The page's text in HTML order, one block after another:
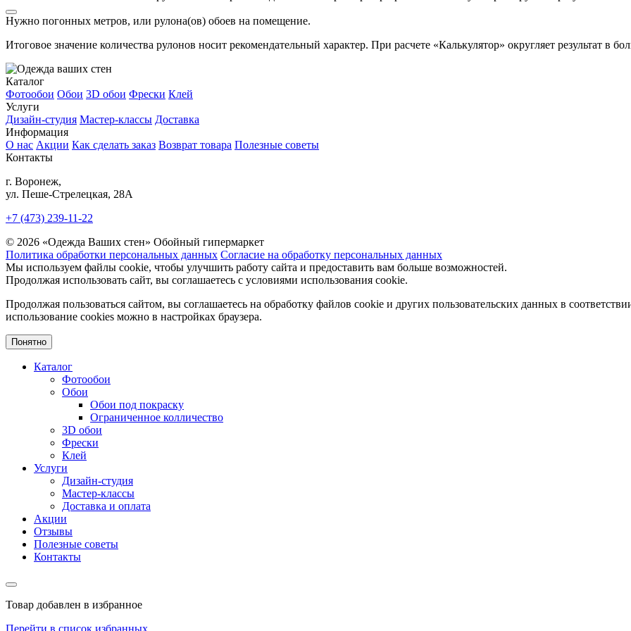
Нужно погонных метров, или рулона(ов) обоев на помещение.
Итоговое значение количества рулонов носит рекомендательный характер. При расчете «Калькулятор» округляет результат в
Каталог
Фотообои Обои 3D обои Фрески Клей
Услуги
Дизайн-студия Мастер-классы Доставка
Информация
О нас Акции Как сделать заказ Возврат товара Полезные советы
Контакты
г. Воронеж,
ул. Пеше-Cтрелецкая, 28А
+7 (473) 239-11-22
© 2026 «Одежда Ваших стен» Обойный гипермаркет
Политика обработки персональных данных Согласие на обработку персональных данных
Мы используем файлы cookie, чтобы улучшить работу сайта и предоставить вам больше возможностей.
Продолжая использовать сайт, вы соглашаетесь с условиями использования cookie.
Продолжая пользоваться сайтом, вы соглашаетесь на обработку файлов cookie и других пользовательских данных в
использование cookies можно в настройках браузера.
Понятно
Каталог
Фотообои
Обои
Обои под покраску
Ограниченное колличество
3D обои
Фрески
Клей
Услуги
Дизайн-студия
Мастер-классы
Доставка и оплата
Акции
Отзывы
Полезные советы
Контакты
Товар добавлен в избранное
Перейти в список избранных